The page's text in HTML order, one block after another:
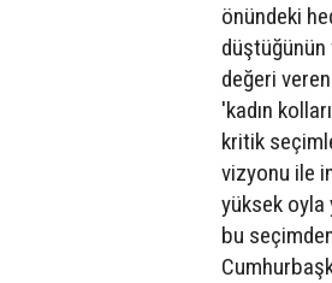
önündeki
düştüğünün
değeri
'kadın
kritik
vizyonu ile
yüksek oyla
bu